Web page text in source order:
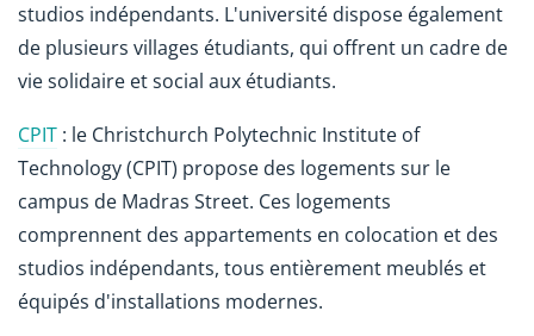
studios indépendants. L'université dispose également
de plusieurs villages étudiants, qui offrent un cadre de
vie solidaire et social aux étudiants.
CPIT : le Christchurch Polytechnic Institute of
Technology (CPIT) propose des logements sur le
campus de Madras Street. Ces logements
comprennent des appartements en colocation et des
studios indépendants, tous entièrement meublés et
équipés d'installations modernes.